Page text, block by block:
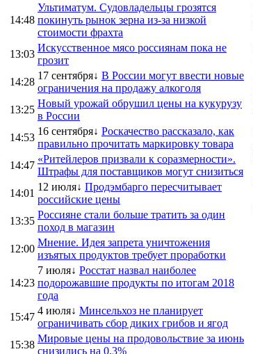
14:48
Ультиматум. Судовладельцы грозятся
покинуть рынок зерна из-за низкой
стоимости фрахта
13:03
Искусственное мясо россиянам пока не
грозит
14:28
17 сентября↓ В России могут ввести новые
ограничения на продажу алкоголя
13:25
Новый урожай обрушил цены на кукурузу
в России
14:53
16 сентября↓ Роскачество рассказало, как
правильно прочитать маркировку товара
14:47
«Ритейлеров призвали к соразмерности».
Штрафы для поставщиков могут снизиться
14:01
12 июля↓ Продэмбарго пересчитывает
российские цены
13:35
Россияне стали больше тратить за один
поход в магазин
12:00
Мнение. Идея запрета уничтожения
изъятых продуктов требует проработки
14:23
7 июля↓ Росстат назвал наиболее
подорожавшие продукты по итогам 2018
года
15:47
4 июля↓ Минсельхоз не планирует
ограничивать сбор диких грибов и ягод
15:38
Мировые цены на продовольствие за июнь
снизились на 0,3%